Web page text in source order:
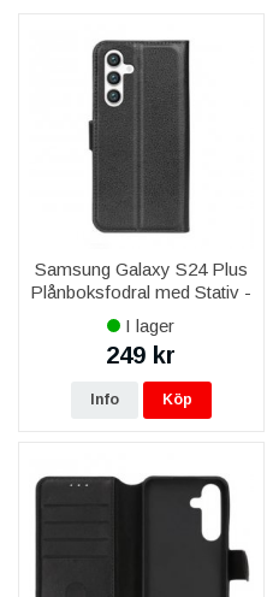
Oavsett om du söker ett
skräddarsydda lösningar för
perfekta tillbehören för din
sortiment.
Samsung Galaxy S24 Plus
Plånboksfodral med Stativ -
Svart
I lager
249 kr
Info Köp